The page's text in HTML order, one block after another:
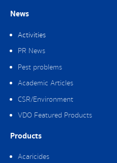
News
Activities
PR News
Pest problems
Academic Articles
CSR/Environment
VDO Featured Products
Products
Acaricides